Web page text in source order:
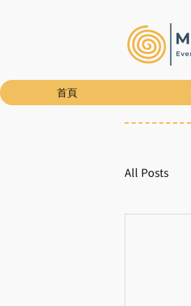
首頁
All Posts